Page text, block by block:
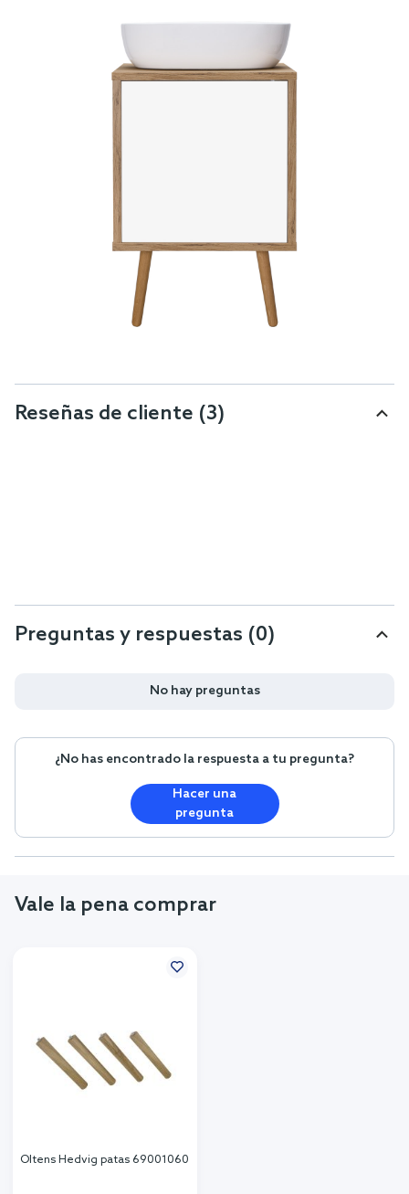
Reseñas de cliente (3)
Preguntas y respuestas (0)
No hay preguntas
¿No has encontrado la respuesta a tu pregunta?
Hacer una
pregunta
Vale la pena comprar
Oltens Hedvig patas 69001060